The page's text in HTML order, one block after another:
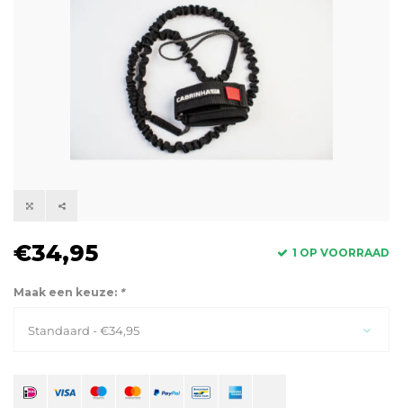
€34,95 1 OP VOORRAAD
Maak een keuze: *
Standaard - €34,95